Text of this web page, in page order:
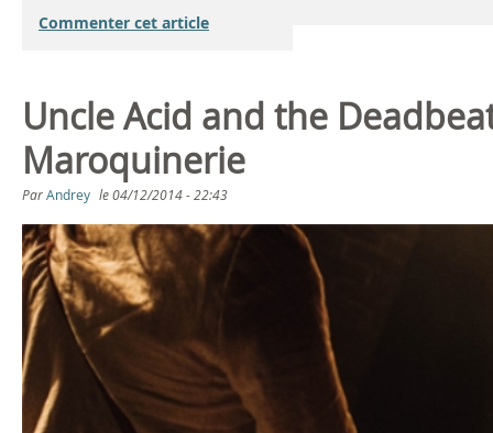
Commenter cet article
Uncle Acid and the
Maroquinerie
ParAndrey le04/12/2014 - 22:43